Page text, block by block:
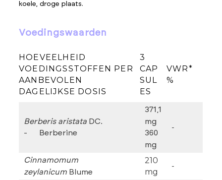
koele, droge plaats.
voedingswaarden
HOEVEELHEID
VOEDINGSSTOFFEN PER
AANBEVOLEN
DAGELIJKSE DOSIS
3
CAP
SUL
ES
VWR*
%
Berberis aristata DC.
- Berberine
371,1
mg
360
mg
-
Cinnamomum
zeylanicum Blume
210
mg
-